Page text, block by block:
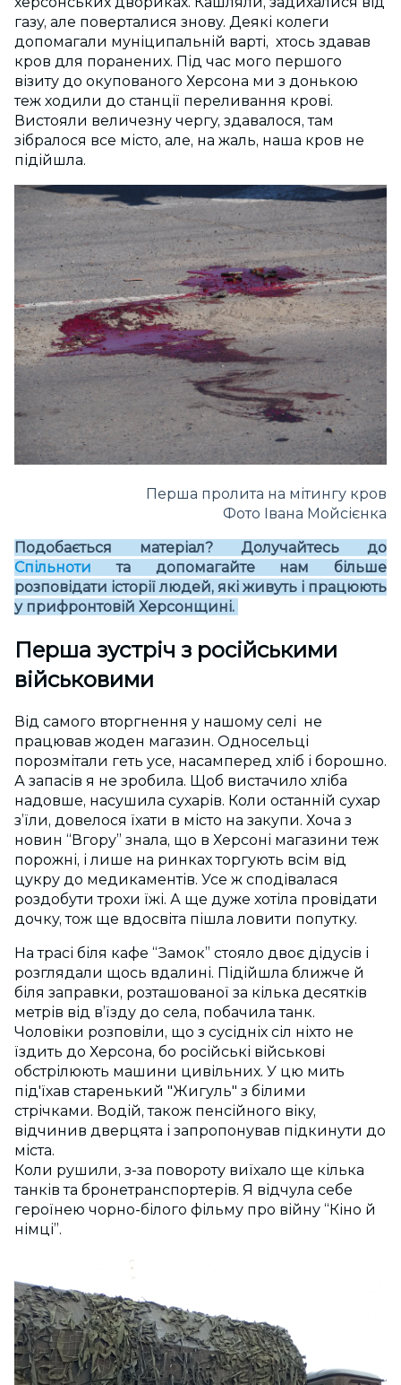
газу, але поверталися знову. Деякі колеги
допомагали муніципальній варті, хтось здавав
кров для поранених. Під час мого першого
візиту до окупованого Херсона ми з донькою
теж ходили до станції переливання крові.
Вистояли величезну чергу, здавалося, там
зібралося все місто, але, на жаль, наша кров не
підійшла.
Перша пролита на мітингу кров
Фото Івана Мойсієнка
Подобається матеріал? Долучайтесь до
Спільноти та допомагайте нам більше
розповідати історії людей, які живуть і працюють
у прифронтовій Херсонщині.
Перша зустріч з російськими
військовими
Від самого вторгнення у нашому селі не
працював жоден магазин. Односельці
порозмітали геть усе, насамперед хліб і борошно.
А запасів я не зробила. Щоб вистачило хліба
надовше, насушила сухарів. Коли останній сухар
з’їли, довелося їхати в місто на закупи. Хоча з
новин “Вгору” знала, що в Херсоні магазини теж
порожні, і лише на ринках торгують всім від
цукру до медикаментів. Усе ж сподівалася
роздобути трохи їжі. А ще дуже хотіла провідати
дочку, тож ще вдосвіта пішла ловити попутку.
На трасі біля кафе “Замок” стояло двоє дідусів і
розглядали щось вдалині. Підійшла ближче й
біля заправки, розташованої за кілька десятків
метрів від в’їзду до села, побачила танк.
Чоловіки розповіли, що з сусідніх сіл ніхто не
їздить до Херсона, бо російські військові
обстрілюють машини цивільних. У цю мить
під'їхав старенький "Жигуль" з білими
стрічками. Водій, також пенсійного віку,
відчинив дверцята і запропонував підкинути до
міста.
Коли рушили, з-за повороту виїхало ще кілька
танків та бронетранспортерів. Я відчула себе
героїнею чорно-білого фільму про війну “Кіно й
німці”.